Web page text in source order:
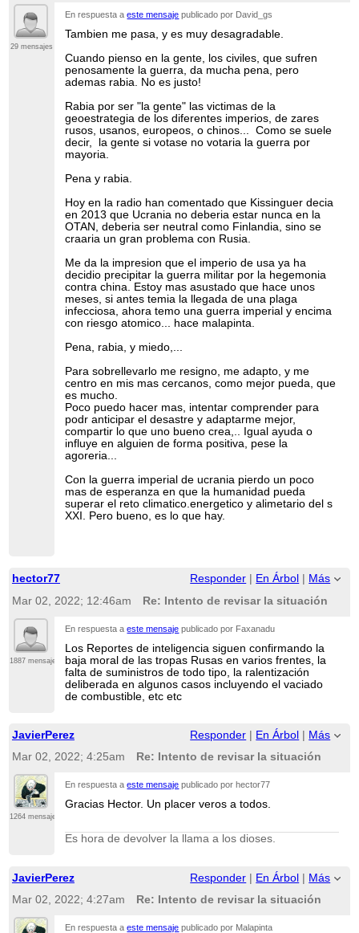
29 mensajes
En respuesta aeste mensaje publicado por David_gs
Tambien me pasa, y es muy desagradable.
Cuando pienso en la gente, los civiles, que sufren
penosamente la guerra, da mucha pena, pero
ademas rabia. No es justo!
Rabia por ser "la gente" las victimas de la
geoestrategia de los diferentes imperios, de zares
rusos, usanos, europeos, o chinos... Como se suele
decir, la gente si votase no votaria la guerra por
mayoria.
Pena y rabia.
Hoy en la radio han comentado que Kissinguer decia
en 2013 que Ucrania no deberia estar nunca en la
OTAN, deberia ser neutral como Finlandia, sino se
craaria un gran problema con Rusia.
Me da la impresion que el imperio de usa ya ha
decidio precipitar la guerra militar por la hegemonia
contra china. Estoy mas asustado que hace unos
meses, si antes temia la llegada de una plaga
infecciosa, ahora temo una guerra imperial y encima
con riesgo atomico... hace malapinta.
Pena, rabia, y miedo,...
Para sobrellevarlo me resigno, me adapto, y me
centro en mis mas cercanos, como mejor pueda, que
es mucho.
Poco puedo hacer mas, intentar comprender para
podr anticipar el desastre y adaptarme mejor,
compartir lo que uno bueno crea,.. Igual ayuda o
influye en alguien de forma positiva, pese la
agoreria...
Con la guerra imperial de ucrania pierdo un poco
mas de esperanza en que la humanidad pueda
superar el reto climatico.energetico y alimetario del s
XXI. Pero bueno, es lo que hay.
hector77 Responder En Árbol
Más
Mar 02, 2022; 12:46am
Re: Intento de revisar la situación
1887 mensajes
En respuesta aeste mensaje publicado por Faxanadu
Los Reportes de inteligencia siguen confirmando la
baja moral de las tropas Rusas en varios frentes, la
falta de suministros de todo tipo, la ralentización
deliberada en algunos casos incluyendo el vaciado
de combustible, etc etc
JavierPerez Responder En Árbol
Más
Mar 02, 2022; 4:25am
Re: Intento de revisar la situación
1264 mensajes
En respuesta aeste mensaje publicado por hector77
Gracias Hector. Un placer veros a todos.
Es hora de devolver la llama a los dioses.
JavierPerez Responder En Árbol
Más
Mar 02, 2022; 4:27am
Re: Intento de revisar la situación
En respuesta aeste mensaje publicado por Malapinta